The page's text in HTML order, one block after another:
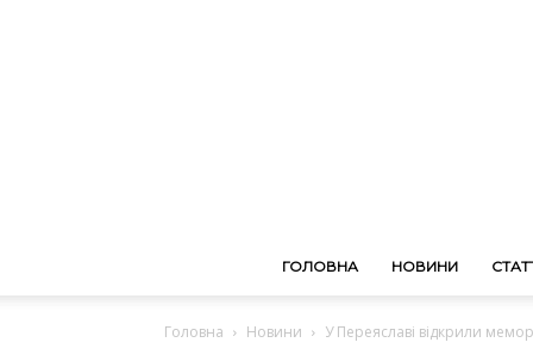
ГОЛОВНА НОВИНИ
Головна Новини У Переяславі відкрили